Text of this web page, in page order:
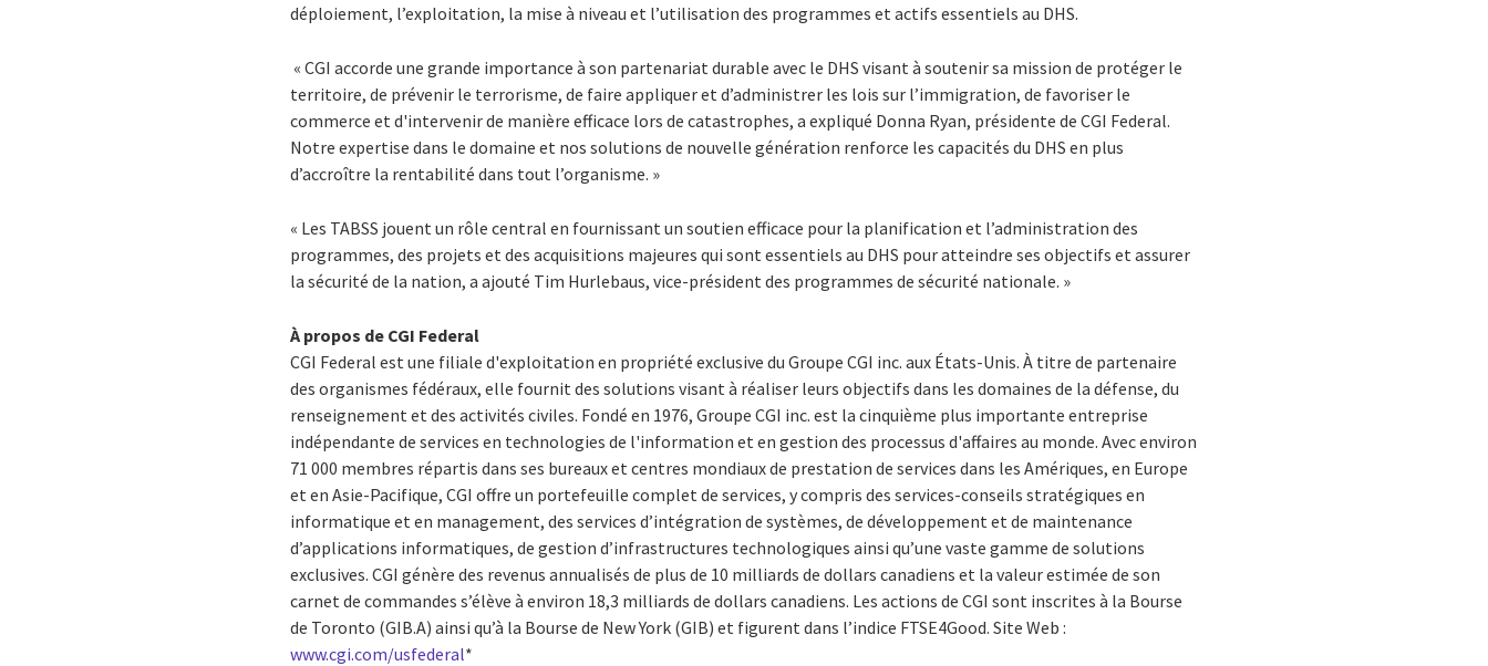
déploiement, l’exploitation, la mise à niveau et l’utilisation des programmes et actifs essentiels au DHS.
« CGI accorde une grande importance à son partenariat durable avec le DHS visant à soutenir sa mission de protéger le
territoire, de prévenir le terrorisme, de faire appliquer et d’administrer les lois sur l’immigration, de favoriser le
commerce et d'intervenir de manière efficace lors de catastrophes, a expliqué Donna Ryan, présidente de CGI Federal.
Notre expertise dans le domaine et nos solutions de nouvelle génération renforce les capacités du DHS en plus
d’accroître la rentabilité dans tout l’organisme. »
« Les TABSS jouent un rôle central en fournissant un soutien efficace pour la planification et l’administration des
programmes, des projets et des acquisitions majeures qui sont essentiels au DHS pour atteindre ses objectifs et assurer
la sécurité de la nation, a ajouté Tim Hurlebaus, vice-président des programmes de sécurité nationale. »
À propos de CGI Federal
CGI Federal est une filiale d'exploitation en propriété exclusive du Groupe CGI inc. aux États-Unis. À titre de partenaire
des organismes fédéraux, elle fournit des solutions visant à réaliser leurs objectifs dans les domaines de la défense, du
renseignement et des activités civiles. Fondé en 1976, Groupe CGI inc. est la cinquième plus importante entreprise
indépendante de services en technologies de l'information et en gestion des processus d'affaires au monde. Avec environ
71 000 membres répartis dans ses bureaux et centres mondiaux de prestation de services dans les Amériques, en Europe
et en Asie-Pacifique, CGI offre un portefeuille complet de services, y compris des services-conseils stratégiques en
informatique et en management, des services d’intégration de systèmes, de développement et de maintenance
d’applications informatiques, de gestion d’infrastructures technologiques ainsi qu’une vaste gamme de solutions
exclusives. CGI génère des revenus annualisés de plus de 10 milliards de dollars canadiens et la valeur estimée de son
carnet de commandes s’élève à environ 18,3 milliards de dollars canadiens. Les actions de CGI sont inscrites à la Bourse
de Toronto (GIB.A) ainsi qu’à la Bourse de New York (GIB) et figurent dans l’indice FTSE4Good. Site Web :
www.cgi.com/usfederal*